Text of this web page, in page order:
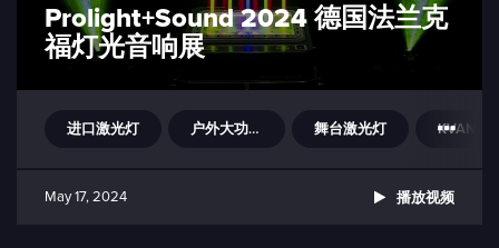
Prolight+Sound 2024 德国法兰克
福灯光音响展
进口激光灯 户外大功率激光灯 舞台激光灯
May 17, 2024 播放视频